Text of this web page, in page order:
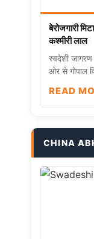
बेरोजगारी
कश्मीरी लाल
स्वदेशी
ओर से गोपाल
READ
CHINA